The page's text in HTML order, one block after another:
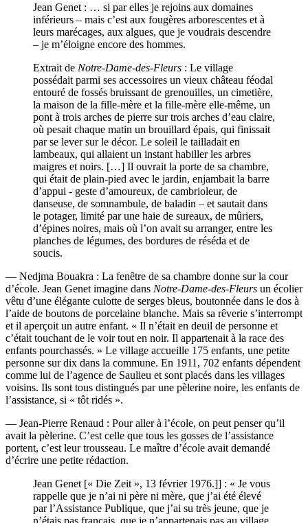
Jean Genet : … si par elles je rejoins aux domaines
inférieurs – mais c’est aux fougères arborescentes et à
leurs marécages, aux algues, que je voudrais descendre
– je m’éloigne encore des hommes.
Extrait de Notre-Dame-des-Fleurs : Le village
possédait parmi ses accessoires un vieux château féodal
entouré de fossés bruissant de grenouilles, un cimetière,
la maison de la fille-mère et la fille-mère elle-même, un
pont à trois arches de pierre sur trois arches d’eau claire,
où pesait chaque matin un brouillard épais, qui finissait
par se lever sur le décor. Le soleil le tailladait en
lambeaux, qui allaient un instant habiller les arbres
maigres et noirs. […] Il ouvrait la porte de sa chambre,
qui était de plain-pied avec le jardin, enjambait la barre
d’appui - geste d’amoureux, de cambrioleur, de
danseuse, de somnambule, de baladin – et sautait dans
le potager, limité par une haie de sureaux, de mûriers,
d’épines noires, mais où l’on avait su arranger, entre les
planches de légumes, des bordures de réséda et de
soucis.
— Nedjma Bouakra : La fenêtre de sa chambre donne sur la cour
d’école. Jean Genet imagine dans Notre-Dame-des-Fleurs un écolier
vêtu d’une élégante culotte de serges bleus, boutonnée dans le dos à
l’aide de boutons de porcelaine blanche. Mais sa rêverie s’interrompt
et il aperçoit un autre enfant. « Il n’était en deuil de personne et
c’était touchant de le voir tout en noir. Il appartenait à la race des
enfants pourchassés. » Le village accueille 175 enfants, une petite
personne sur dix dans la commune. En 1911, 702 enfants dépendent
comme lui de l’agence de Saulieu et sont placés dans les villages
voisins. Ils sont tous distingués par une pèlerine noire, les enfants de
l’assistance, si « tôt ridés ».
— Jean-Pierre Renaud : Pour aller à l’école, on peut penser qu’il
avait la pèlerine. C’est celle que tous les gosses de l’assistance
portent, c’est leur trousseau. Le maître d’école avait demandé
d’écrire une petite rédaction.
Jean Genet [« Die Zeit », 13 février 1976.]] : « Je vous
rappelle que je n’ai ni père ni mère, que j’ai été élevé
par l’Assistance Publique, que j’ai su très jeune, que je
n’étais pas français, que je n’appartenais pas au village.